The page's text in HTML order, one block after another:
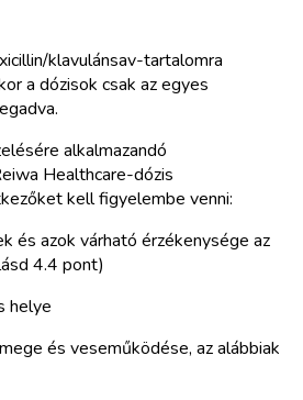
klavulánsav-tartalomra
a dózisok csak az egyes
alkalmazandó
Healthcare-dózis
kell figyelembe venni:
és azok várható érzékenysége az
4.4 pont)
helye
és veseműködése, az alábbiak